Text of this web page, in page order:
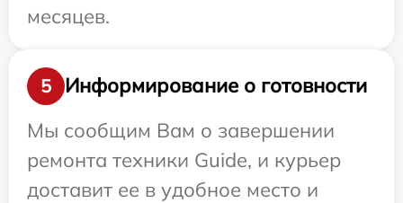
месяцев.
5
Информирование о готовности
Мы сообщим Вам о завершении
ремонта техники Guide, и курьер
доставит ее в удобное место и